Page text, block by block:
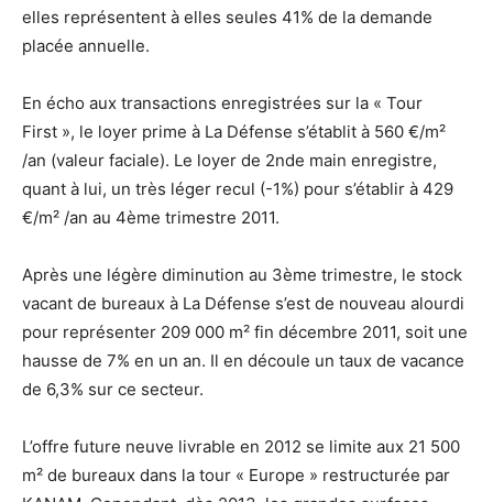
elles représentent à elles seules 41% de la demande
placée annuelle.
En écho aux transactions enregistrées sur la « Tour
First », le loyer prime à La Défense s’établit à 560 €/m²
/an (valeur faciale). Le loyer de 2nde main enregistre,
quant à lui, un très léger recul (-1%) pour s’établir à 429
€/m² /an au 4ème trimestre 2011.
Après une légère diminution au 3ème trimestre, le stock
vacant de bureaux à La Défense s’est de nouveau alourdi
pour représenter 209 000 m² fin décembre 2011, soit une
hausse de 7% en un an. Il en découle un taux de vacance
de 6,3% sur ce secteur.
L’offre future neuve livrable en 2012 se limite aux 21 500
m² de bureaux dans la tour « Europe » restructurée par